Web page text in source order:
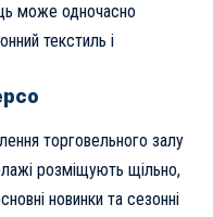
може одночасно
текстиль і
торговельного залу
розміщують щільно,
новинки та сезонні